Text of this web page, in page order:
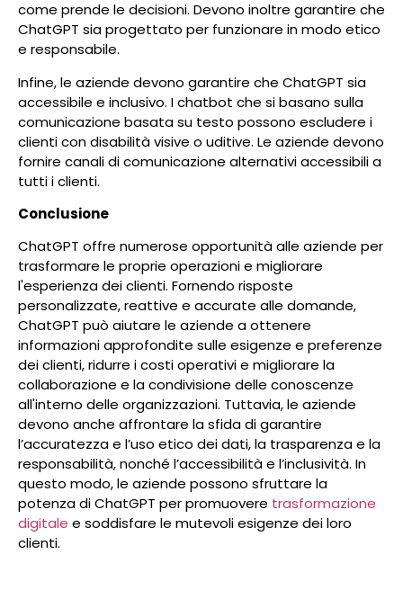
come prende le decisioni. Devono inoltre garantire che
ChatGPT sia progettato per funzionare in modo etico
e responsabile.
Infine, le aziende devono garantire che ChatGPT sia
accessibile e inclusivo. I chatbot che si basano sulla
comunicazione basata su testo possono escludere i
clienti con disabilità visive o uditive. Le aziende devono
fornire canali di comunicazione alternativi accessibili a
tutti i clienti.
Conclusione
ChatGPT offre numerose opportunità alle aziende per
trasformare le proprie operazioni e migliorare
l'esperienza dei clienti. Fornendo risposte
personalizzate, reattive e accurate alle domande,
ChatGPT può aiutare le aziende a ottenere
informazioni approfondite sulle esigenze e preferenze
dei clienti, ridurre i costi operativi e migliorare la
collaborazione e la condivisione delle conoscenze
all'interno delle organizzazioni. Tuttavia, le aziende
devono anche affrontare la sfida di garantire
l’accuratezza e l’uso etico dei dati, la trasparenza e la
responsabilità, nonché l’accessibilità e l’inclusività. In
questo modo, le aziende possono sfruttare la
potenza di ChatGPT per promuovere trasformazione
digitale e soddisfare le mutevoli esigenze dei loro
clienti.